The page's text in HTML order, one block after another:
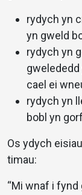
rydych yn
yn gweld
rydych yn
gwelededd
cael ei
rydych yn
bobl yn
Os ydych
timau:
“Mi wnaf i